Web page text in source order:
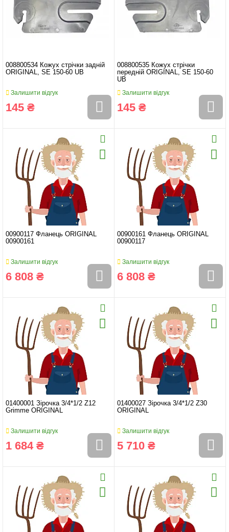
008800534 Кожух стрічки задній
ORIGINAL, SE 150-60 UB
Залишити відгук
145 ₴
008800535 Кожух стрічки
передній ORIGINAL, SE 150-60
UB
Залишити відгук
145 ₴
00900117 Фланець ORIGINAL
00900161
Залишити відгук
6 808 ₴
00900161 Фланець ORIGINAL
00900117
Залишити відгук
6 808 ₴
01400001 Зірочка 3/4*1/2 Z12
Grimme ORIGINAL
Залишити відгук
1 684 ₴
01400027 Зірочка 3/4*1/2 Z30
ORIGINAL
Залишити відгук
5 710 ₴